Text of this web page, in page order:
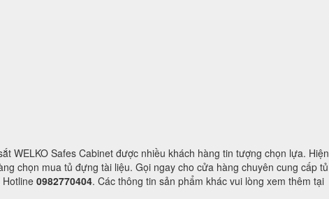
WELKO Safes Cabinet được nhiều khách hàng tin tượng chọn lựa. Hiện
chọn mua tủ đựng tài liệu. Gọi ngay cho cửa hàng chuyên cung cấp tủ
0982770404. Các thông tin sản phẩm khác vui lòng xem thêm tại